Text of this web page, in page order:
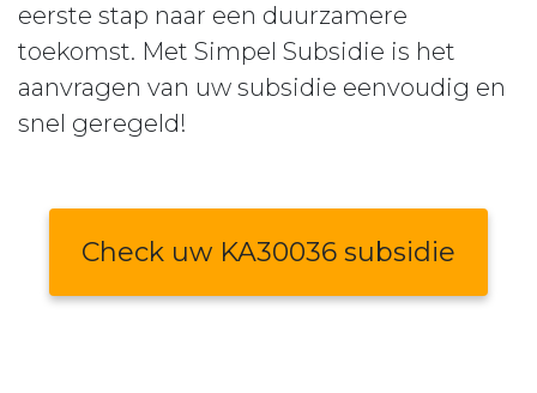
eerste stap naar een duurzamere
toekomst. Met Simpel Subsidie is het
aanvragen van uw subsidie eenvoudig en
snel geregeld!
Check uw KA30036 subsidie